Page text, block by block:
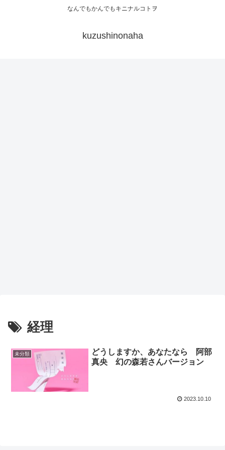
なんでもかんでもキニナルコトヲ
kuzushinonaha
経理
未分類
どうしますか、あなたなら 阿部
真央 幻の森若さんバージョン
2023.10.10